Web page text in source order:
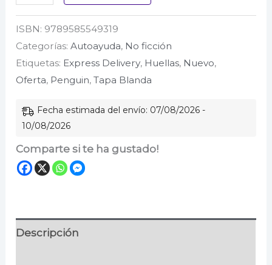
crees,
lo
creas
cantidad
ISBN: 9789585549319
Categorías:Autoayuda, No ficción
Etiquetas: Express Delivery, Huellas, Nuevo,
Oferta, Penguin,Tapa Blanda
Fecha estimada del envío: 07/08/2026 -
10/08/2026
Comparte si te ha gustado!
Descripción